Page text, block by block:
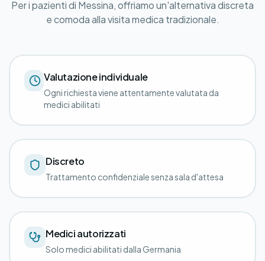
Per i pazienti di Messina, offriamo un'alternativa discreta
e comoda alla visita medica tradizionale.
Valutazione individuale
Ogni richiesta viene attentamente valutata da
medici abilitati
Discreto
Trattamento confidenziale senza sala d'attesa
Medici autorizzati
Solo medici abilitati dalla Germania